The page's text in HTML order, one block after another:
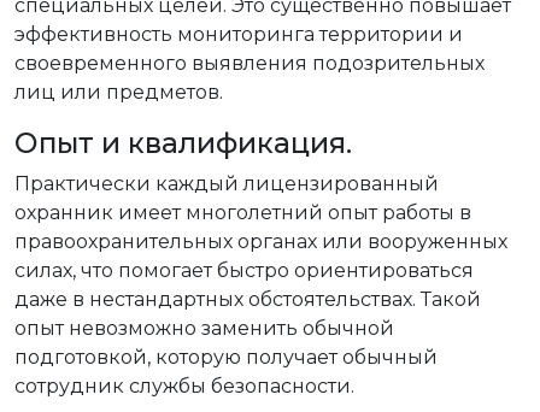
специальных целей. Это существенно повышает
эффективность мониторинга территории и
своевременного выявления подозрительных
лиц или предметов.
Опыт и квалификация.
Практически каждый лицензированный
охранник имеет многолетний опыт работы в
правоохранительных органах или вооруженных
силах, что помогает быстро ориентироваться
даже в нестандартных обстоятельствах. Такой
опыт невозможно заменить обычной
подготовкой, которую получает обычный
сотрудник службы безопасности.